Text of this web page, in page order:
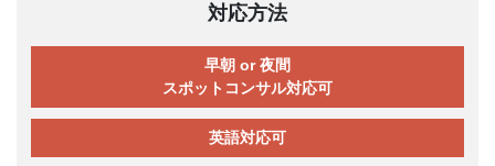
対応方法
早朝 or 夜間
スポットコンサル対応可
英語対応可